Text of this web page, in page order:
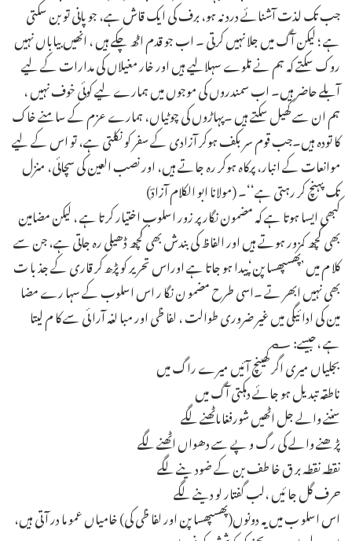
جب تک لذت آشنائے درد نہ ہو، برف کی ایک قاش ہے، جو پانی تو بن سکتی
ہے ؛ لیکن آگ میں جلا نہیں کرتی ۔ اب جو قدم اٹھ چکے ہیں ، انھیں بیاباں نہیں
روک سکتے کہ ہم نے تلوے سہلالیے ہیں اور خار مغیلاں کی مدارات کے لیے
آبلے حاضر ہیں۔ اب سمندروں کی موجوں میں ہمارے لیے کوئی خوف نہیں ،
ہم ان سے کھیل سکتے ہیں ۔پہاڑوں کی چوٹیاں، ہمارے عزم کے سامنے خاک
کا تودہ ہیں۔جب قوم سر بکف ہوکر آزادی کے سفر کو نکلتی ہے، تو اس کے لیے
موانعات کے انبار، پرکاہ ہوکر رہ جاتے ہیں، اور نصب العین کی سچائی، منزل
تک پہنچ کر رہتی ہے‘‘۔ (مولانا ابو الکلام آزادؔ)
کبھی ایسا ہوتا ہے کہ مضمون نگار پر زور اسلوب اختیار کرتا ہے ، لیکن مضامین
بھی کچھ کمزور ہوتے ہیں اور الفاظ کی بندش بھی کچھ ڈھیلی رہ جاتی ہے، جن سے
کلا م میں ’پھسپھسا پن‘پیدا ہو جاتا ہے اوراس تحر یر کو پڑھ کر قاری کے جذ با ت
بھی نہیں ابھر تے ۔اسی طرح مضمو ن نگا ر اس اسلوب کے سہا رے مضا
مین کی ادا ئیگی میں غیر ضروری طوالت ، لفا ظی اور مبا لغہ آرا ئی سے کا م لیتا
ہے ،جیسے: ؎
بجلیاں میری اگر کھینچ آئیں میرے راگ میں
ناطقہ تبدیل ہو جائے دہکتی آگ میں
سننے والے جل اٹھیں شورفغاںاٹھنے لگے
پڑھنے والے کی رگ و پے سے دھواں اٹھنے لگے
نقطہ نقطہ بر ق خا طف بن کے ضود ینے لگے
حرف گل جا ئیں ،لب گفتار لو دینے لگے
اس اسلو ب میں یہ دونوں(پھسپھسا پن اور لفا ظی کی) خامیاں عمو ما در آتی ہیں،